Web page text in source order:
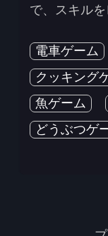
で、スキル
電車ゲーム
クッキング
魚ゲーム
どうぶつゲ